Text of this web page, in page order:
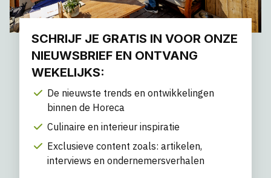
SCHRIJF JE GRATIS IN VOOR ONZE
NIEUWSBRIEF EN ONTVANG
WEKELIJKS:
De nieuwste trends en ontwikkelingen
binnen de Horeca
Culinaire en interieur inspiratie
Exclusieve content zoals: artikelen,
interviews en ondernemersverhalen